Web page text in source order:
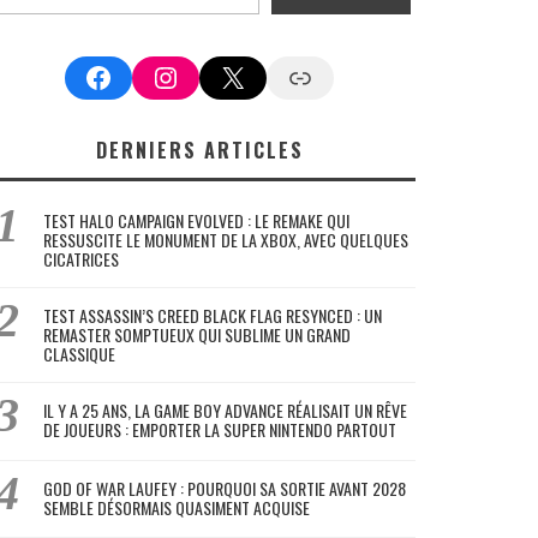
FacebookInstagram
X Google News
DERNIERS ARTICLES
TEST HALO CAMPAIGN EVOLVED : LE REMAKE QUI
RESSUSCITE LE MONUMENT DE LA XBOX, AVEC QUELQUES
CICATRICES
TEST ASSASSIN’S CREED BLACK FLAG RESYNCED : UN
REMASTER SOMPTUEUX QUI SUBLIME UN GRAND
CLASSIQUE
IL Y A 25 ANS, LA GAME BOY ADVANCE RÉALISAIT UN RÊVE
DE JOUEURS : EMPORTER LA SUPER NINTENDO PARTOUT
GOD OF WAR LAUFEY : POURQUOI SA SORTIE AVANT 2028
SEMBLE DÉSORMAIS QUASIMENT ACQUISE